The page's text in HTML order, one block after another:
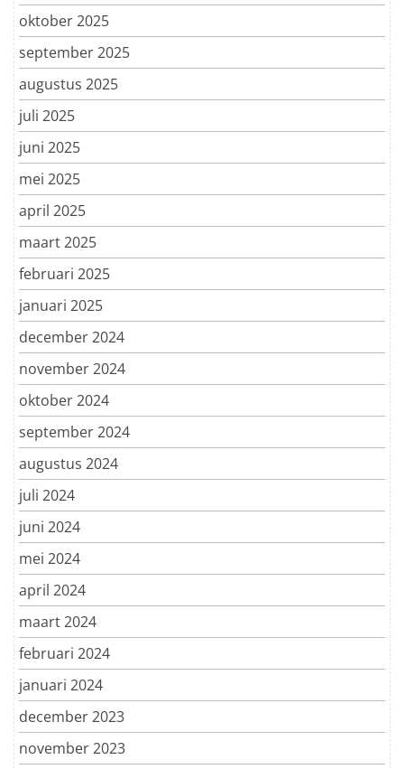
oktober 2025
september 2025
augustus 2025
juli 2025
juni 2025
mei 2025
april 2025
maart 2025
februari 2025
januari 2025
december 2024
november 2024
oktober 2024
september 2024
augustus 2024
juli 2024
juni 2024
mei 2024
april 2024
maart 2024
februari 2024
januari 2024
december 2023
november 2023